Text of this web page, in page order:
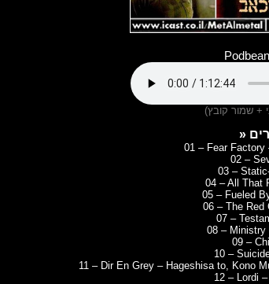
+ שמור קובץ)
01 – Fear Factory
02 –
03 –
04 – All That
05 – Fueled
06 – The Red
07 –
08 – Ministry
09 –
10 –
11 – Dir En Grey – Hageshisa to, Kono
12 – Lordi